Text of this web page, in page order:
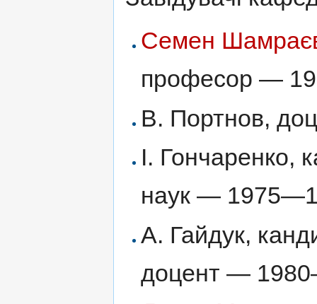
Семен
професор —
В. Портнов,
І. Гончаренко,
наук —
А. Гайдук,
доцент —